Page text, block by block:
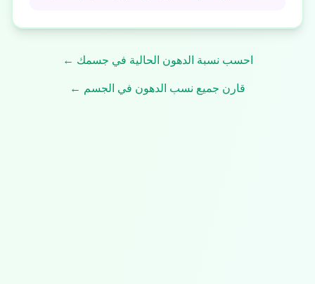
احسب نسبة الدهون الحالية في جسمك ←
قارن جميع نسب الدهون في الجسم ←